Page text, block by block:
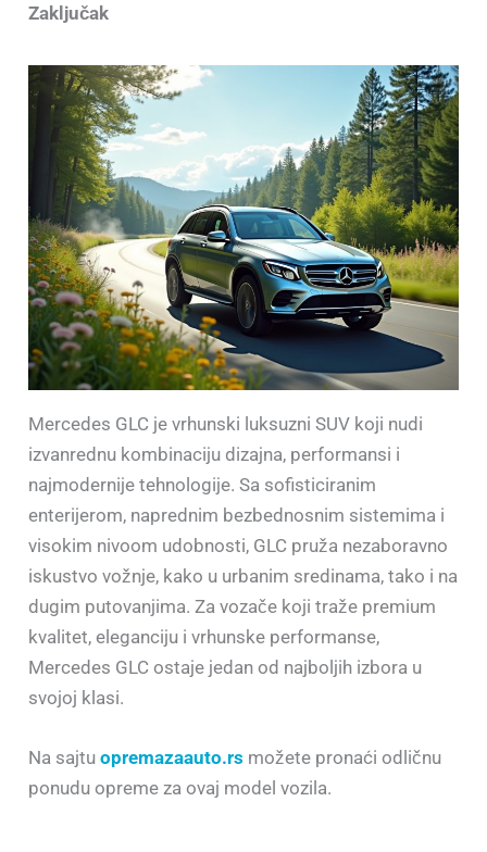
Zaključak
Mercedes GLC je vrhunski luksuzni SUV koji nudi
izvanrednu kombinaciju dizajna, performansi i
najmodernije tehnologije. Sa sofisticiranim
enterijerom, naprednim bezbednosnim sistemima i
visokim nivoom udobnosti, GLC pruža nezaboravno
iskustvo vožnje, kako u urbanim sredinama, tako i na
dugim putovanjima. Za vozače koji traže premium
kvalitet, eleganciju i vrhunske performanse,
Mercedes GLC ostaje jedan od najboljih izbora u
svojoj klasi.
Na sajtu opremazaauto.rs možete pronaći odličnu
ponudu opreme za ovaj model vozila.